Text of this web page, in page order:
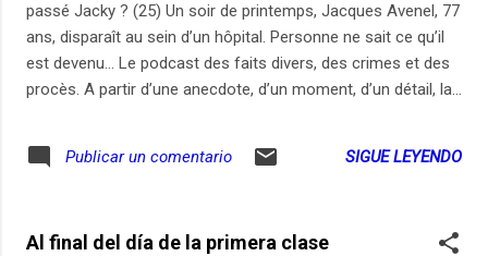
passé Jacky ? (25) Un soir de printemps, Jacques Avenel, 77
ans, disparaît au sein d’un hôpital. Personne ne sait ce qu’il
est devenu... Le podcast des faits divers, des crimes et des
procès. A partir d’une anecdote, d’un moment, d’un détail, la
haine et sans crainte» l’inhumain en chacun et l’humain en
nous tous. En partenariat avec Slate. Enregistrement : 12
Production : ARTE Radio
Publicar un comentario SIGUE LEYENDO
Al final del día de la primera clase